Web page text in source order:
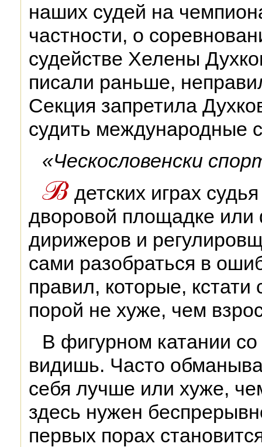
наших судей на
частности, о
судействе Хелены
писали раньше,
Секция запретила
судить международные
«Ческословенски
детских играх
дворовой площадке или
дирижеров и
сами разобраться в
правил, которые, кстати
порой не хуже, чем
В фигурном катании
видишь. Часто
себя лучше или хуже,
здесь нужен
первых порах